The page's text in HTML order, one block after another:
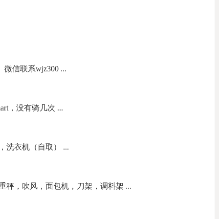
微信联系wjz300 ...
，没有骑几次 ...
洗衣机（自取） ...
秤，吹风，面包机，刀架，调料架 ...